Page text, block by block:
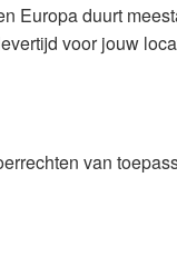
Europa duurt
voor jouw
van